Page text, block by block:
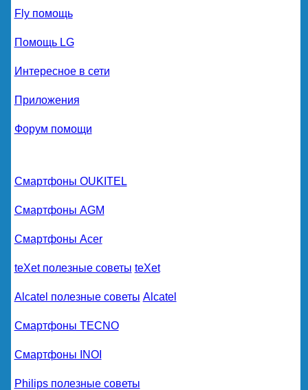
Fly помощь
Помощь LG
Интересное в сети
Приложения
Форум помощи
Смартфоны OUKITEL
Смартфоны AGM
Смартфоны Acer
teXet полезные советы teXet
Alcatel полезные советы Alcatel
Смартфоны TECNO
Смартфоны INOI
Philips полезные советы